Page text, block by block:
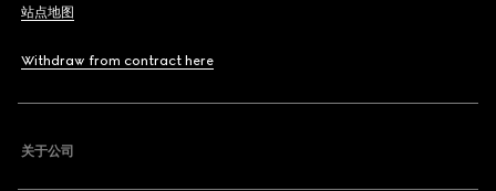
站点地图
Withdraw from contract here
关于公司